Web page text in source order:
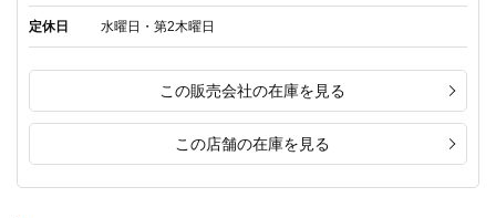
定休日 水曜日・第2木曜日
この販売会社の在庫を見る
この店舗の在庫を見る